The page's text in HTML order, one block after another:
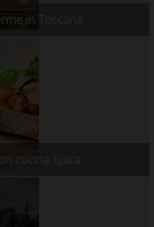
in Toscana
cucina tipica